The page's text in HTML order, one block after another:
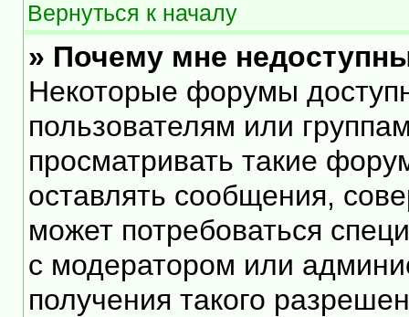
Вернуться к началу
» Почему мне
Некоторые форумы
пользователям или
просматривать такие
оставлять сообщения,
может потребоваться
с модератором или
получения такого